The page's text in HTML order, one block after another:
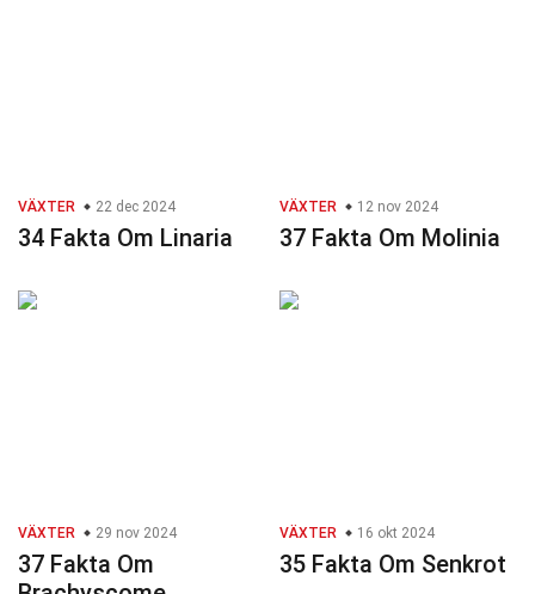
VÄXTER 22 dec 2024
34 Fakta Om Linaria
VÄXTER 12 nov 2024
37 Fakta Om Molinia
VÄXTER 29 nov 2024
37 Fakta Om
VÄXTER 16 okt 2024
35 Fakta Om Senkrot